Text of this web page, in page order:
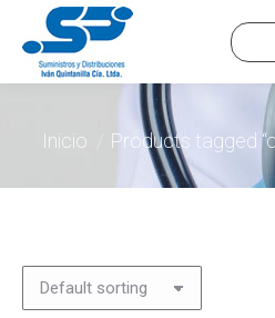
Estás aquí:
Inicio Products tagged